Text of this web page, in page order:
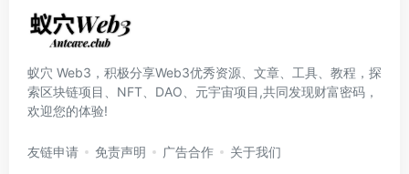
蚁穴 Web3，积极分享Web3优秀资源、文章、工具、教程，探
索区块链项目、NFT、DAO、元宇宙项目,共同发现财富密码，
欢迎您的体验!
友链申请 免责声明 广告合作 关于我们